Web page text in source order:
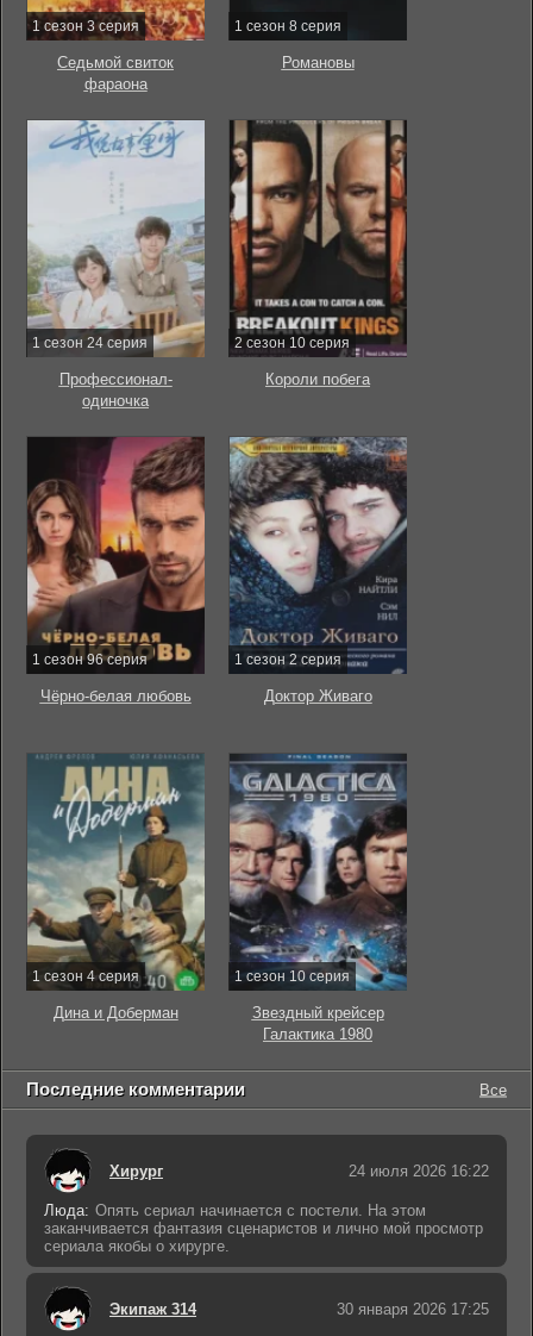
1 сезон 3 серия
Седьмой свиток
фараона
1 сезон 8 серия
Романовы
1 сезон 24 серия
Профессионал-
одиночка
2 сезон 10 серия
Короли побега
1 сезон 96 серия
Чёрно-белая любовь
1 сезон 2 серия
Доктор Живаго
1 сезон 4 серия
Дина и Доберман
1 сезон 10 серия
Звездный крейсер
Галактика 1980
Последние комментарии Все
Хирург 24 июля 2026 16:22
Люда: Опять сериал начинается с постели. На этом
заканчивается фантазия сценаристов и лично мой просмотр
сериала якобы о хирурге.
Экипаж 314 30 января 2026 17:25